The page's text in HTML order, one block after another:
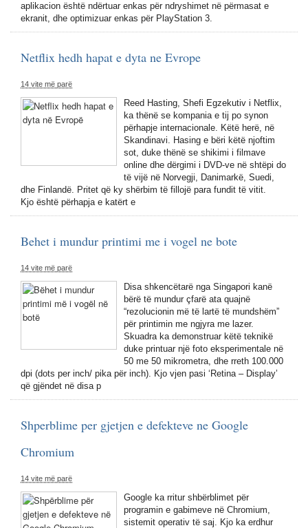
aplikacion është ndërtuar enkas për ndryshimet në përmasat e
ekranit, dhe optimizuar enkas për PlayStation 3.
Netflix hedh hapat e dyta ne Evrope
14 vite më parë
Reed Hasting, Shefi Egzekutiv i Netflix,
ka thënë se kompania e tij po synon
përhapje internacionale. Këtë herë, në
Skandinavi. Hasing e bëri këtë njoftim
sot, duke thënë se shikimi i filmave
online dhe dërgimi i DVD-ve në shtëpi do
të vijë në Norvegji, Danimarkë, Suedi,
dhe Finlandë. Pritet që ky shërbim të fillojë para fundit të vitit.
Kjo është përhapja e katërt e
Behet i mundur printimi me i vogel ne bote
14 vite më parë
Disa shkencëtarë nga Singapori kanë
bërë të mundur çfarë ata quajnë
“rezolucionin më të lartë të mundshëm”
për printimin me ngjyra me lazer.
Skuadra ka demonstruar këtë teknikë
duke printuar një foto eksperimentale në
50 me 50 mikrometra, dhe rreth 100.000
dpi (dots per inch/ pika për inch). Kjo vjen pasi ‘Retina – Display’
që gjëndet në disa p
Shperblime per gjetjen e defekteve ne Google
Chromium
14 vite më parë
Google ka rritur shbërblimet për
programin e gabimeve në Chromium,
sistemit operativ të saj. Kjo ka erdhur